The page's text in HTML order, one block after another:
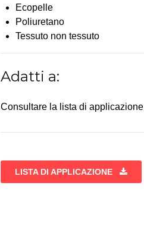
Ecopelle
Poliuretano
Tessuto non tessuto
Adatti a:
Consultare la lista di applicazione
LISTA DI APPLICAZIONE